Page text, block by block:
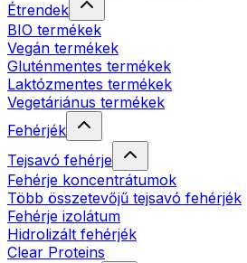
Étrendek
BIO termékek
Vegán termékek
Gluténmentes termékek
Laktózmentes termékek
Vegetáriánus termékek
Fehérjék
Tejsavó fehérje
Fehérje koncentrátumok
Több összetevőjű tejsavó fehérjék
Fehérje izolátum
Hidrolizált fehérjék
Clear Proteins